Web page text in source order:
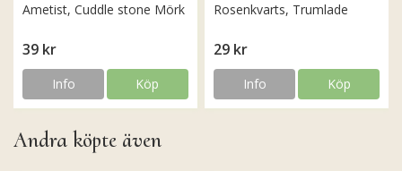
Ametist, Cuddle stone Mörk
39 kr
Info Köp
Rosenkvarts, Trumlade
29 kr
Info Köp
Andra köpte även